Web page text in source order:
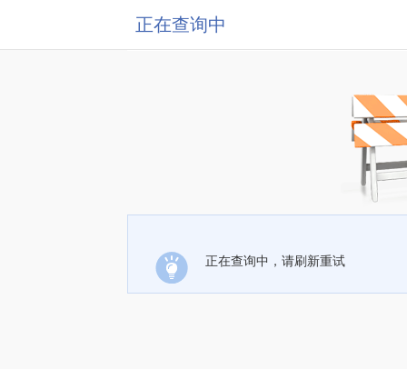
正在查询中
正在查询中，请刷新重试